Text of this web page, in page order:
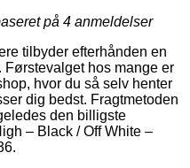
på 4 anmeldelser
tilbyder efterhånden en
hos mange er
hvor du så selv henter
dig bedst. Fragtmetoden
den billigste
– Black / Off White –